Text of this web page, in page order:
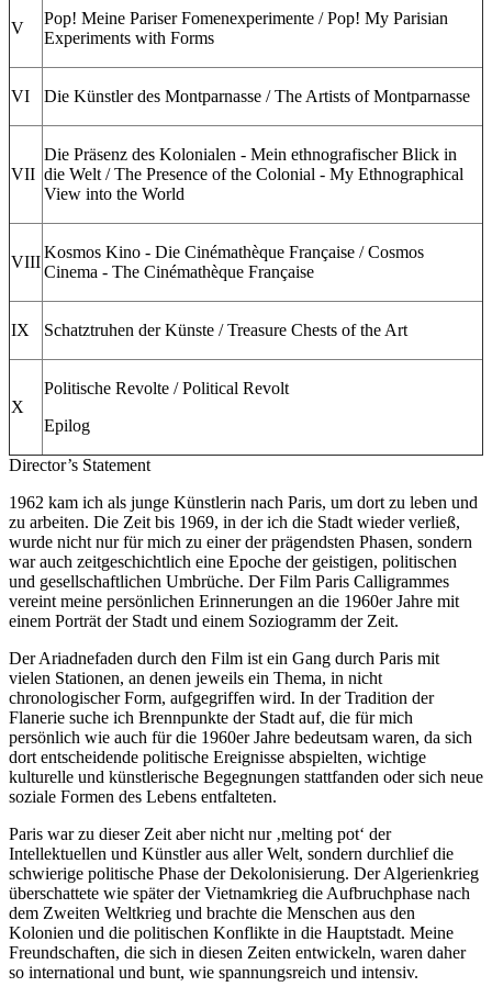
V
Pop! Meine Pariser Fomenexperimente / Pop! My Parisian
Experiments with Forms
VI Die Künstler des Montparnasse / The Artists of Montparnasse
VII
Die Präsenz des Kolonialen - Mein ethnografischer Blick in
die Welt / The Presence of the Colonial - My Ethnographical
View into the World
VIII
Kosmos Kino - Die Cinémathèque Française / Cosmos
Cinema - The Cinémathèque Française
IX Schatztruhen der Künste / Treasure Chests of the Art
X
Politische Revolte / Political Revolt
Epilog
Director’s Statement
1962 kam ich als junge Künstlerin nach Paris, um dort zu leben und
zu arbeiten. Die Zeit bis 1969, in der ich die Stadt wieder verließ,
wurde nicht nur für mich zu einer der prägendsten Phasen, sondern
war auch zeitgeschichtlich eine Epoche der geistigen, politischen
und gesellschaftlichen Umbrüche. Der Film Paris Calligrammes
vereint meine persönlichen Erinnerungen an die 1960er Jahre mit
einem Porträt der Stadt und einem Soziogramm der Zeit.
Der Ariadnefaden durch den Film ist ein Gang durch Paris mit
vielen Stationen, an denen jeweils ein Thema, in nicht
chronologischer Form, aufgegriffen wird. In der Tradition der
Flanerie suche ich Brennpunkte der Stadt auf, die für mich
persönlich wie auch für die 1960er Jahre bedeutsam waren, da sich
dort entscheidende politische Ereignisse abspielten, wichtige
kulturelle und künstlerische Begegnungen stattfanden oder sich neue
soziale Formen des Lebens entfalteten.
Paris war zu dieser Zeit aber nicht nur ‚melting pot‘ der
Intellektuellen und Künstler aus aller Welt, sondern durchlief die
schwierige politische Phase der Dekolonisierung. Der Algerienkrieg
überschattete wie später der Vietnamkrieg die Aufbruchphase nach
dem Zweiten Weltkrieg und brachte die Menschen aus den
Kolonien und die politischen Konflikte in die Hauptstadt. Meine
Freundschaften, die sich in diesen Zeiten entwickeln, waren daher
so international und bunt, wie spannungsreich und intensiv.